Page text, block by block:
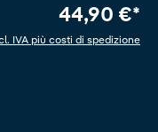
44,90 €*
IVA più costi di spedizione